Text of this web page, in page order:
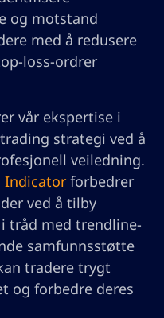
og motstand
med å redusere
loss-ordrer
vår ekspertise i
strategi ved å
veiledning.
Indicator forbedrer
ved å tilby
tråd med trendline-
samfunnsstøtte
tradere trygt
og forbedre deres